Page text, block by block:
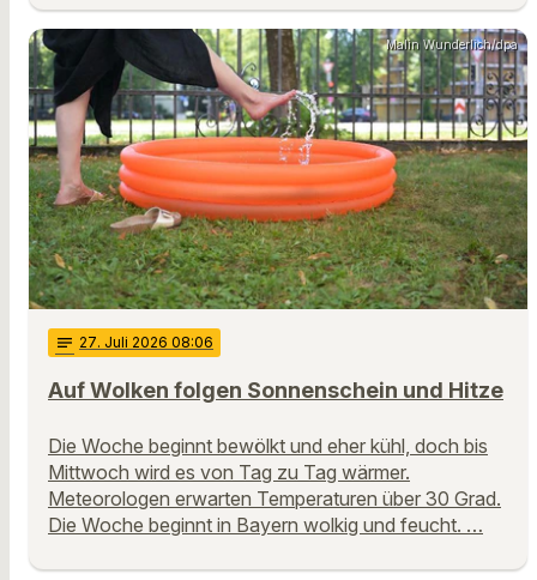
Malin Wunderlich/dpa
notes 27. Juli 2026 08:06
Auf Wolken folgen Sonnenschein und Hitze
Die Woche beginnt bewölkt und eher kühl, doch bis
Mittwoch wird es von Tag zu Tag wärmer.
Meteorologen erwarten Temperaturen über 30 Grad.
Die Woche beginnt in Bayern wolkig und feucht. …